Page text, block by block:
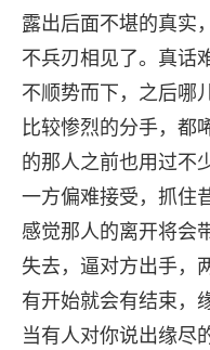
露出后面不堪的真实
不兵刃相见了。真话
不顺势而下，之后哪
比较惨烈的分手，都
的那人之前也用过不
一方偏难接受，抓住
感觉那人的离开将会
失去，逼对方出手，
有开始就会有结束，
当有人对你说出缘尽